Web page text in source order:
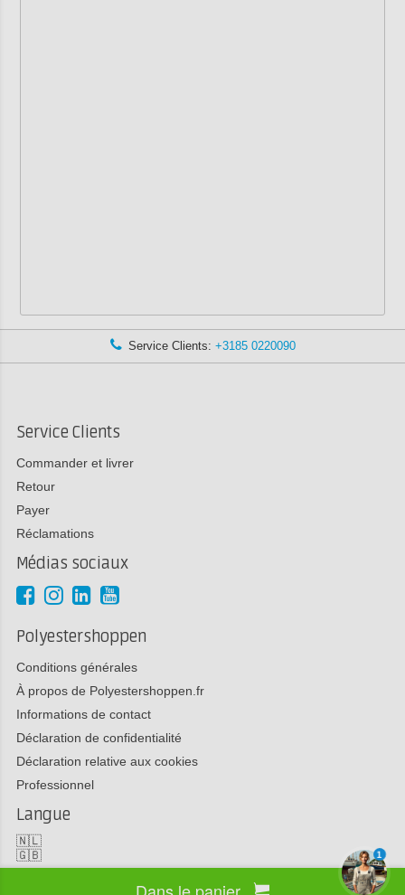
Service Clients: +3185 0220090
Service Clients
Commander et livrer
Retour
Payer
Réclamations
Médias sociaux
Polyestershoppen
Conditions générales
À propos de Polyestershoppen.fr
Informations de contact
Déclaration de confidentialité
Déclaration relative aux cookies
Professionnel
Langue
🇳🇱
🇬🇧
1